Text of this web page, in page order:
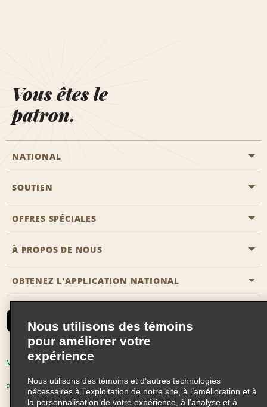
Vous êtes le
patron.
NATIONAL
Aviation générale
Emplacements Emerald Aisle
Agents de voyage
Réserver un véhicule pour quelqu'un d'autre
Emerald Club se connecter
Emerald Club S'inscrire
Emerald Club Avantages
SOUTIEN
Clients ayant un handicap
Nous contacter
FAQ
OFFRES SPÉCIALES
Toutes les offres
Abonnement aux courriels
À PROPOS DE NOUS
Histoire de l’entreprise
Nouvelles et histoires
Responsabilité sociale
Occasions de franchise mondiales
Perspectives de carrière
OBTENEZ L'APPLICATION NATIONAL
Modalités d'utilisation
Politique sur les fichiers témoins
Nous utilisons des témoins
pour améliorer votre
expérience
Nous utilisons des témoins et d’autres technologies
nécessaires à l’exploitation de notre site, à l’amélioration et à
la personnalisation de votre expérience, à l’analyse et à